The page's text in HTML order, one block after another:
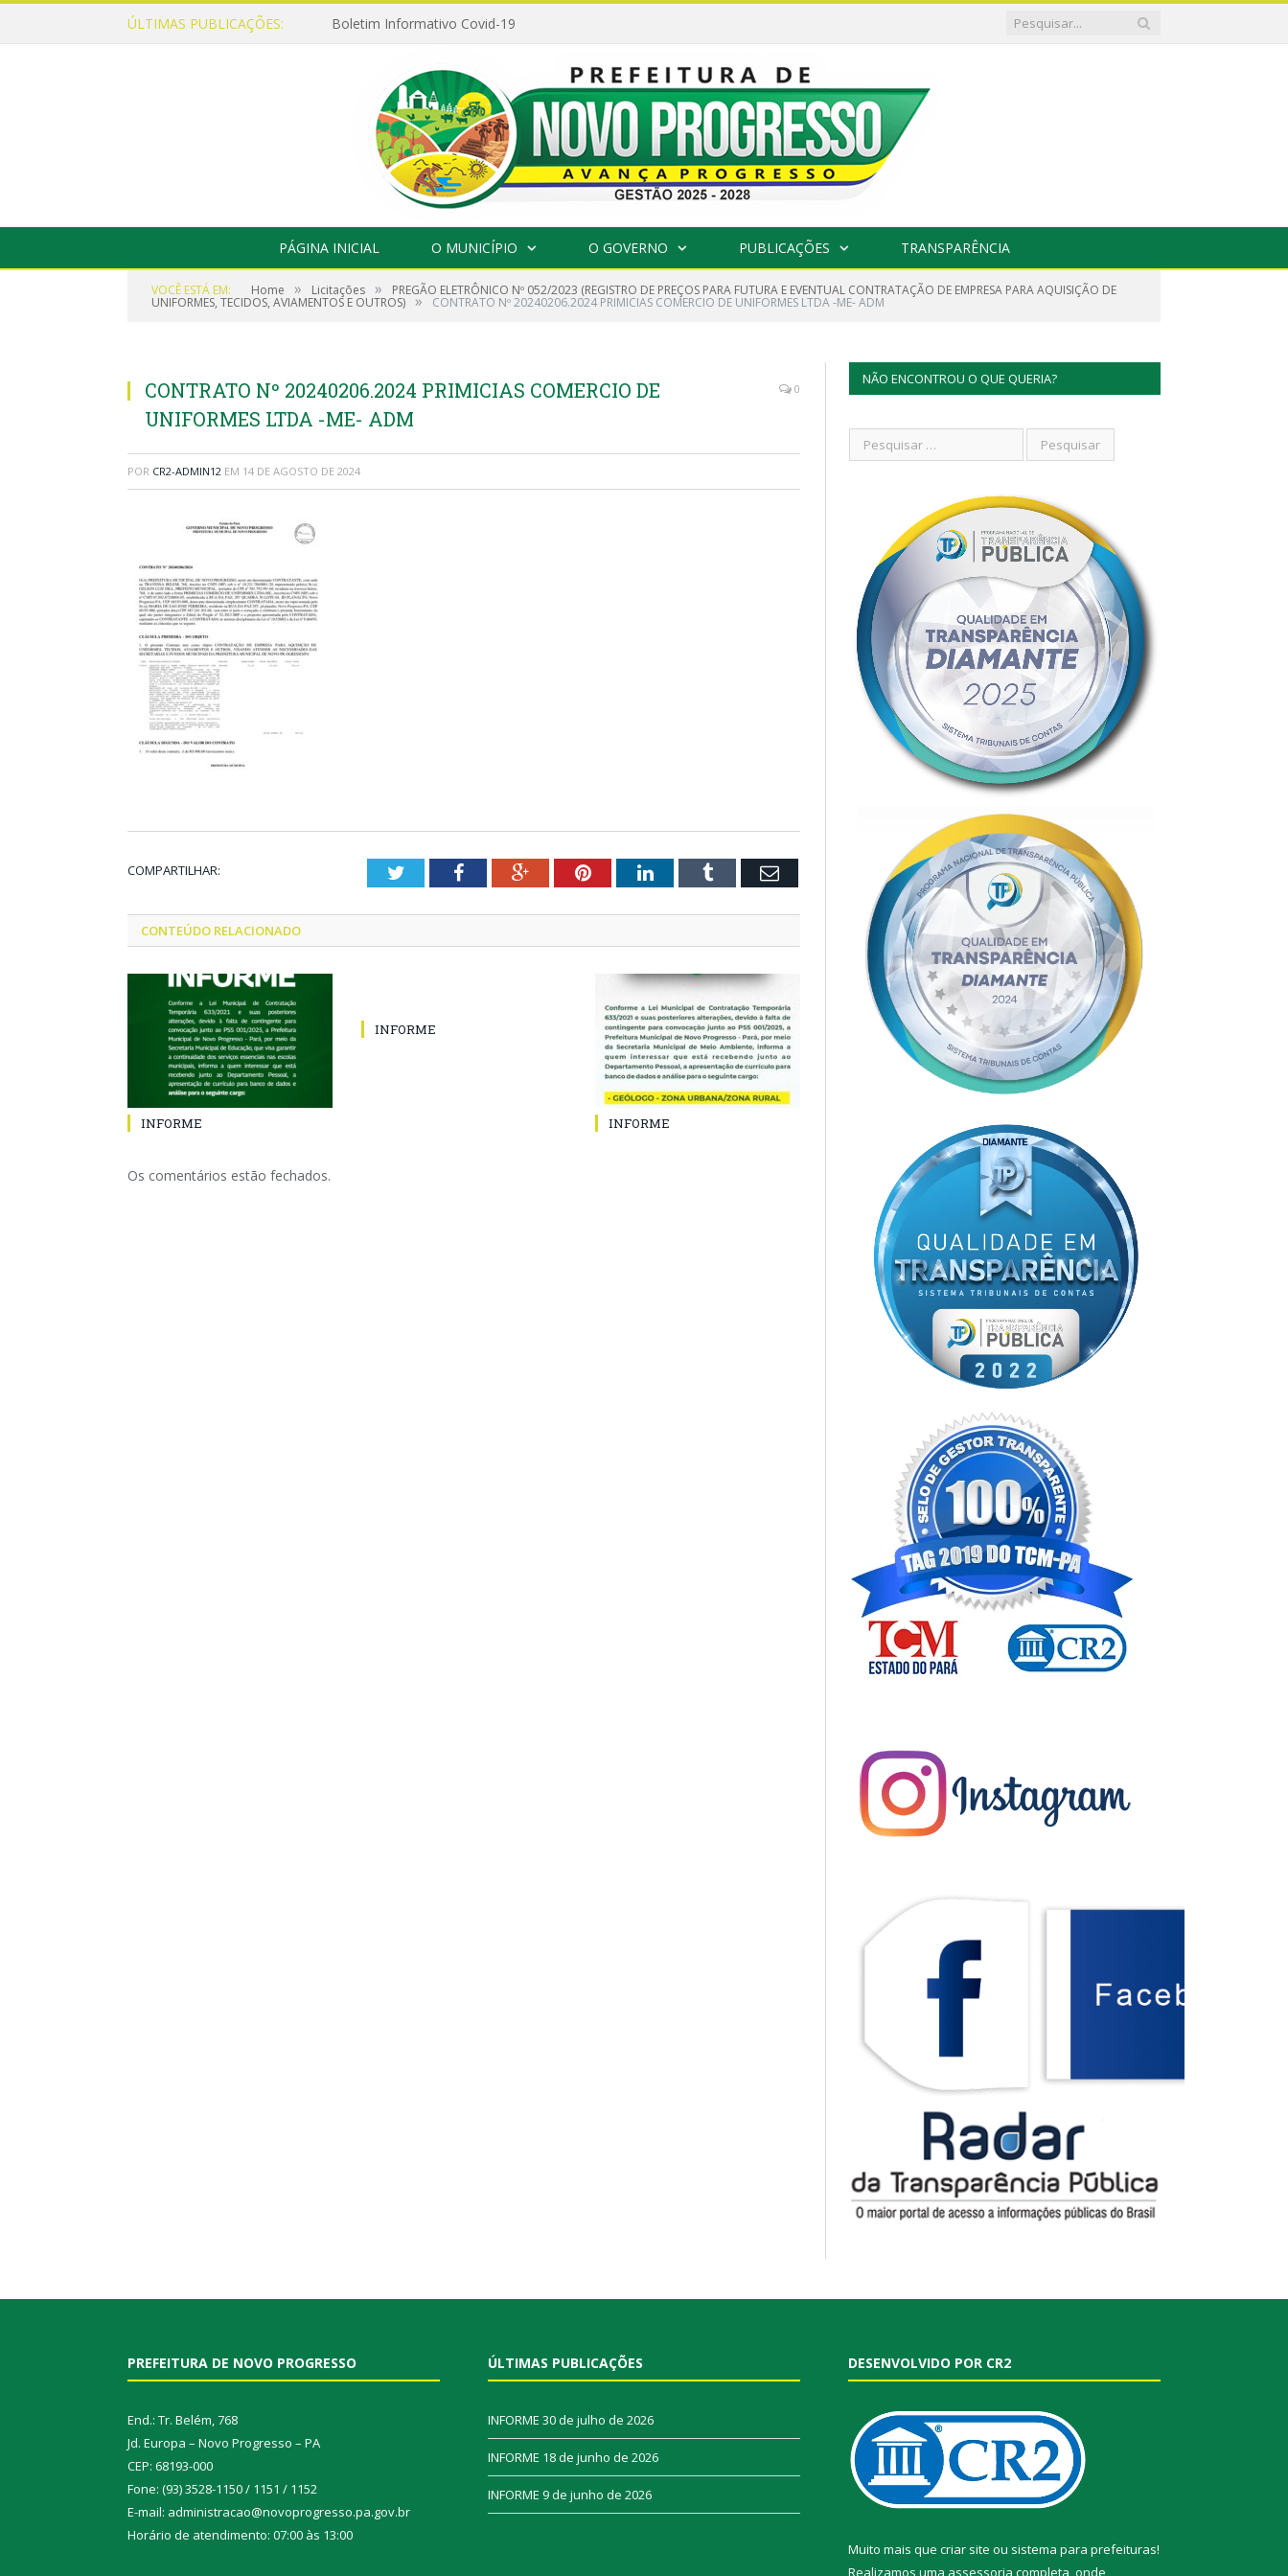
ÚLTIMAS PUBLICAÇÕES: Boletim Informativo Covid-19
PÁGINA INICIAL O MUNICÍPIO O GOVERNO PUBLICAÇÕES TRANSPARÊNCIA
VOCÊ ESTÁ EM: Home » Licitações » PREGÃO ELETRÔNICO Nº 052/2023 (REGISTRO DE PREÇOS PARA FUTURA E EVENTUAL CONTRATAÇÃO DE EMPRESA PARA AQUISIÇÃO DE
UNIFORMES, TECIDOS, AVIAMENTOS E OUTROS) » CONTRATO Nº 20240206.2024 PRIMICIAS COMERCIO DE UNIFORMES LTDA -ME- ADM
CONTRATO Nº 20240206.2024 PRIMICIAS COMERCIO DE
UNIFORMES LTDA -ME- ADM
0
POR CR2-ADMIN12 EM 14 DE AGOSTO DE 2024
COMPARTILHAR: TwitterFacebookGoogle+PinterestLinkedInTumblr Email
CONTEÚDO RELACIONADO
INFORME
INFORME
INFORME
Os comentários estão fechados.
NÃO ENCONTROU O QUE QUERIA?
PREFEITURA DE NOVO PROGRESSO
End.: Tr. Belém, 768
Jd. Europa – Novo Progresso – PA
CEP: 68193-000
Fone: (93) 3528-1150 / 1151 / 1152
E-mail: administracao@novoprogresso.pa.gov.br
Horário de atendimento: 07:00 às 13:00
ÚLTIMAS PUBLICAÇÕES
INFORME 30 de julho de 2026
INFORME 18 de junho de 2026
INFORME 9 de junho de 2026
DESENVOLVIDO POR CR2
Muito mais que criar site ou sistema para prefeituras!
Realizamos uma assessoria completa, onde